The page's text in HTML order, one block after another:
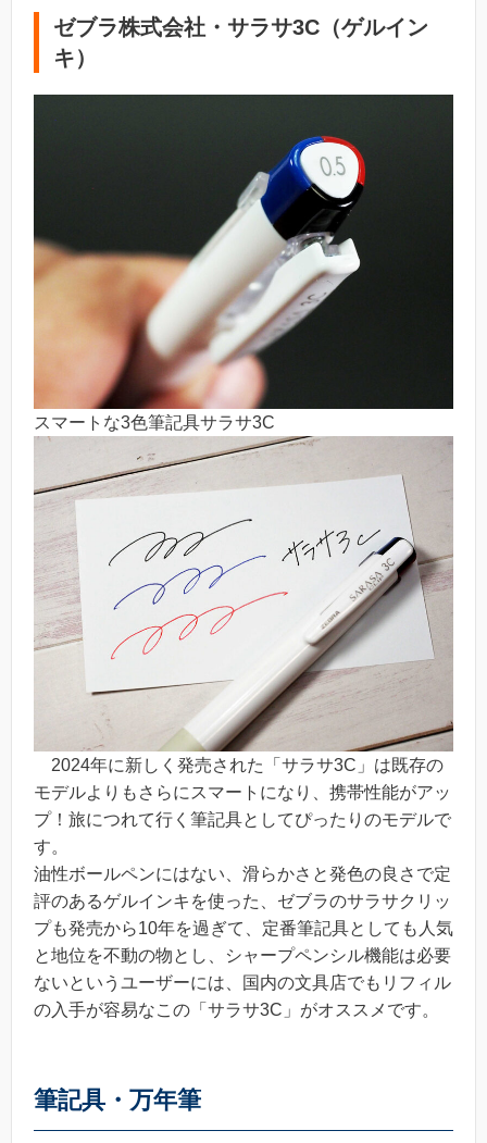
ゼブラ株式会社・サラサ3C（ゲルイン
キ）
スマートな3色筆記具サラサ3C
2024年に新しく発売された「サラサ3C」は既存の
モデルよりもさらにスマートになり、携帯性能がアッ
プ！旅につれて行く筆記具としてぴったりのモデルで
す。
油性ボールペンにはない、滑らかさと発色の良さで定
評のあるゲルインキを使った、ゼブラのサラサクリッ
プも発売から10年を過ぎて、定番筆記具としても人気
と地位を不動の物とし、シャープペンシル機能は必要
ないというユーザーには、国内の文具店でもリフィル
の入手が容易なこの「サラサ3C」がオススメです。
筆記具・万年筆